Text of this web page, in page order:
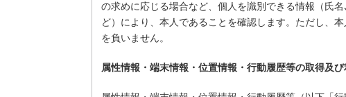
の求めに応じる場合など、個人を識別できる情報（氏
ど）により、本人であることを確認します。ただし、
を負いません。
属性情報・端末情報・位置情報・行動履歴等の取得及